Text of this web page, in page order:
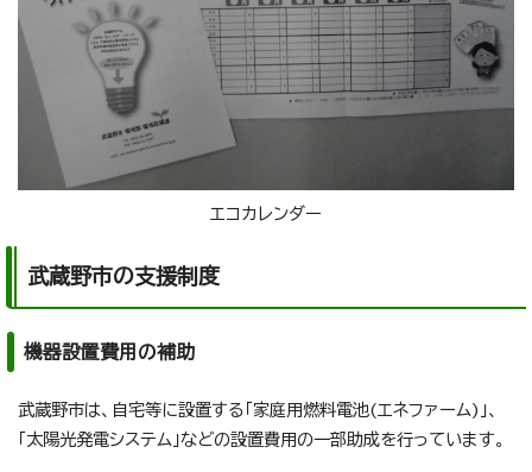
エコカレンダー
武蔵野市の支援制度
機器設置費用の補助
武蔵野市は、自宅等に設置する「家庭用燃料電池(エネファーム)」、
「太陽光発電システム」などの設置費用の一部助成を行っています。